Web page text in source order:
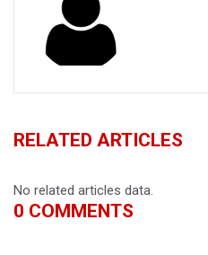
RELATED ARTICLES
No related articles data.
0 COMMENTS